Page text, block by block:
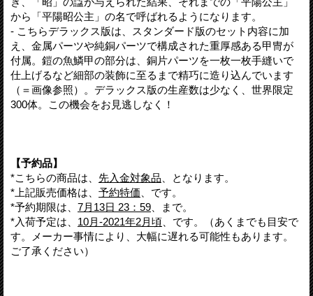
から「平陽昭公主」の名で呼ばれるようになります。
- こちらデラックス版は、スタンダード版のセット内容に加
え、金属パーツや純銅パーツで構成された重厚感ある甲冑が
付属。鎧の魚鱗甲の部分は、銅片パーツを一枚一枚手縫いで
仕上げるなど細部の装飾に至るまで精巧に造り込んでいます
（＝画像参照）。デラックス版の生産数は少なく、世界限定
300体。この機会をお見逃しなく！
【予約品】
*こちらの商品は、 先入金対象品 、となります。
*上記販売価格は、 予約特価 、です。
*予約期限は、 7月13日 23：59 、まで。
*入荷予定は、 10月-2021年2月頃 、です。（あくまでも目安で
す。メーカー事情により、大幅に遅れる可能性もあります。
ご了承ください）